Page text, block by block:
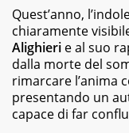
Quest’anno,
chiaramente
Alighieri e al suo
dalla morte del
rimarcare l’anima
presentando un
capace di far